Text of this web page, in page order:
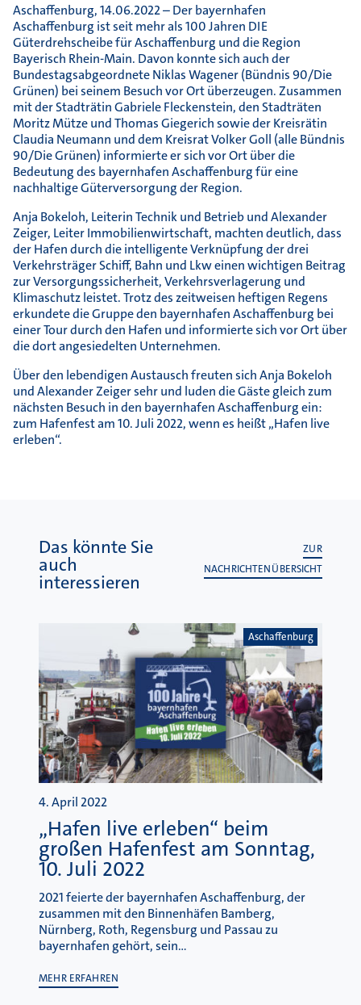
Aschaffenburg, 14.06.2022 – Der bayernhafen
Aschaffenburg ist seit mehr als 100 Jahren DIE
Güterdrehscheibe für Aschaffenburg und die Region
Bayerisch Rhein-Main. Davon konnte sich auch der
Bundestagsabgeordnete Niklas Wagener (Bündnis 90/Die
Grünen) bei seinem Besuch vor Ort überzeugen. Zusammen
mit der Stadträtin Gabriele Fleckenstein, den Stadträten
Moritz Mütze und Thomas Giegerich sowie der Kreisrätin
Claudia Neumann und dem Kreisrat Volker Goll (alle Bündnis
90/Die Grünen) informierte er sich vor Ort über die
Bedeutung des bayernhafen Aschaffenburg für eine
nachhaltige Güterversorgung der Region.
Anja Bokeloh, Leiterin Technik und Betrieb und Alexander
Zeiger, Leiter Immobilienwirtschaft, machten deutlich, dass
der Hafen durch die intelligente Verknüpfung der drei
Verkehrsträger Schiff, Bahn und Lkw einen wichtigen Beitrag
zur Versorgungssicherheit, Verkehrsverlagerung und
Klimaschutz leistet. Trotz des zeitweisen heftigen Regens
erkundete die Gruppe den bayernhafen Aschaffenburg bei
einer Tour durch den Hafen und informierte sich vor Ort über
die dort angesiedelten Unternehmen.
Über den lebendigen Austausch freuten sich Anja Bokeloh
und Alexander Zeiger sehr und luden die Gäste gleich zum
nächsten Besuch in den bayernhafen Aschaffenburg ein:
zum Hafenfest am 10. Juli 2022, wenn es heißt „Hafen live
erleben“.
Das könnte Sie
auch
interessieren
ZUR
NACHRICHTENÜBERSICHT
Aschaffenburg
4. April 2022
„Hafen live erleben“ beim
großen Hafenfest am Sonntag,
10. Juli 2022
2021 feierte der bayernhafen Aschaffenburg, der
zusammen mit den Binnenhäfen Bamberg,
Nürnberg, Roth, Regensburg und Passau zu
bayernhafen gehört, sein…
MEHR ERFAHREN